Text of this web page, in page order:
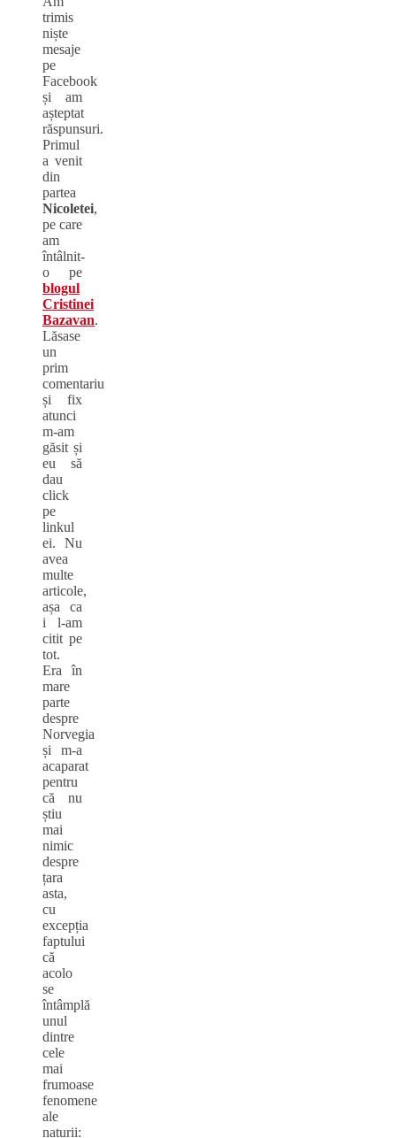
trimis
niște
mesaje
pe
Facebook
și am
așteptat
răspunsuri.
Primul
a venit
din
partea
Nicoletei,
pe care
am
întâlnit-
o pe
blogul
Cristinei
Bazavan.
Lăsase
un
prim
comentariu
și fix
atunci
m-am
găsit și
eu să
dau
click
pe
linkul
ei. Nu
avea
multe
articole,
așa ca
i l-am
citit pe
tot.
Era în
mare
parte
despre
Norvegia
și m-a
acaparat
pentru
că nu
știu
mai
nimic
despre
țara
asta,
cu
excepția
faptului
că
acolo
se
întâmplă
unul
dintre
cele
mai
frumoase
fenomene
ale
naturii: